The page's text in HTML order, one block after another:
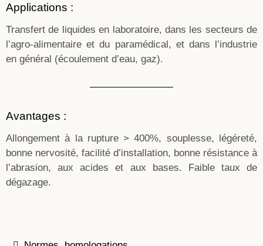
Applications :
Transfert de liquides en laboratoire, dans les secteurs de
l’agro-alimentaire et du paramédical, et dans l’industrie
en général (écoulement d’eau, gaz).
Avantages :
Allongement à la rupture > 400%, souplesse, légéreté,
bonne nervosité, facilité d’installation, bonne résistance à
l’abrasion, aux acides et aux bases. Faible taux de
dégazage.